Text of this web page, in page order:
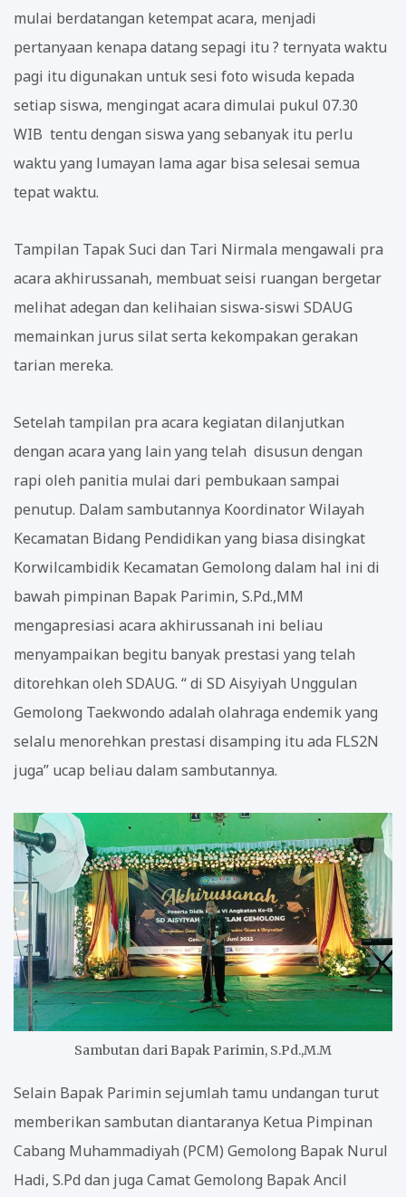
mulai berdatangan ketempat acara, menjadi
pertanyaan kenapa datang sepagi itu ? ternyata waktu
pagi itu digunakan untuk sesi foto wisuda kepada
setiap siswa, mengingat acara dimulai pukul 07.30
WIB tentu dengan siswa yang sebanyak itu perlu
waktu yang lumayan lama agar bisa selesai semua
tepat waktu.
Tampilan Tapak Suci dan Tari Nirmala mengawali pra
acara akhirussanah, membuat seisi ruangan bergetar
melihat adegan dan kelihaian siswa-siswi SDAUG
memainkan jurus silat serta kekompakan gerakan
tarian mereka.
Setelah tampilan pra acara kegiatan dilanjutkan
dengan acara yang lain yang telah disusun dengan
rapi oleh panitia mulai dari pembukaan sampai
penutup. Dalam sambutannya Koordinator Wilayah
Kecamatan Bidang Pendidikan yang biasa disingkat
Korwilcambidik Kecamatan Gemolong dalam hal ini di
bawah pimpinan Bapak Parimin, S.Pd.,MM
mengapresiasi acara akhirussanah ini beliau
menyampaikan begitu banyak prestasi yang telah
ditorehkan oleh SDAUG. “ di SD Aisyiyah Unggulan
Gemolong Taekwondo adalah olahraga endemik yang
selalu menorehkan prestasi disamping itu ada FLS2N
juga” ucap beliau dalam sambutannya.
Sambutan dari Bapak Parimin, S.Pd.,M.M
Selain Bapak Parimin sejumlah tamu undangan turut
memberikan sambutan diantaranya Ketua Pimpinan
Cabang Muhammadiyah (PCM) Gemolong Bapak Nurul
Hadi, S.Pd dan juga Camat Gemolong Bapak Ancil